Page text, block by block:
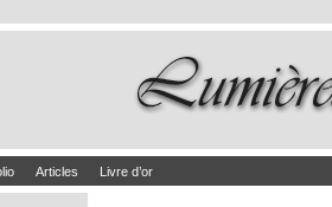
Articles Livre d’or